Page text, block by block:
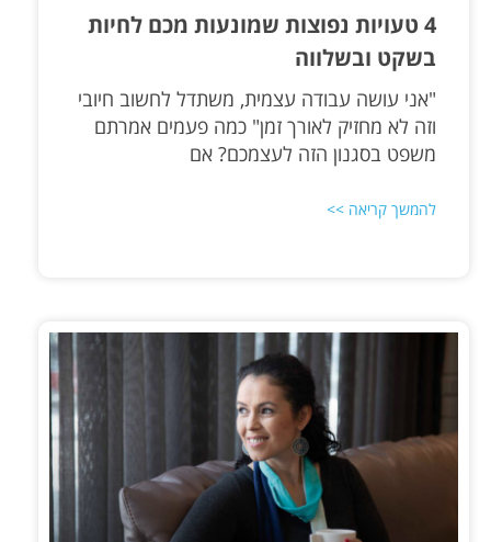
4 טעויות נפוצות שמונעות מכם לחיות
בשקט ובשלווה
"אני עושה עבודה עצמית, משתדל לחשוב חיובי
וזה לא מחזיק לאורך זמן" כמה פעמים אמרתם
משפט בסגנון הזה לעצמכם? אם
להמשך קריאה >>